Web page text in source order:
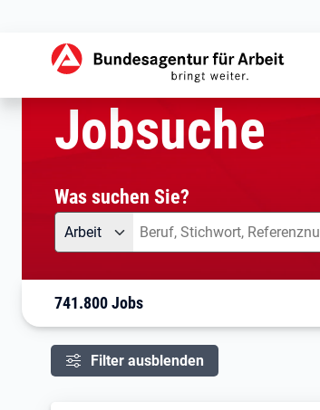
Startseite
Jobsuche
Was suchen Sie?
Angebotsart
Arbeit Was suchen Sie?
741.800 Jobs
Filter ausblenden